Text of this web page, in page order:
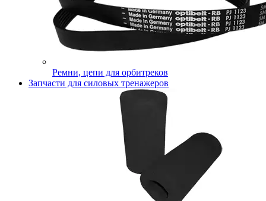
Ремни, цепи для орбитреков
Запчасти для силовых тренажеров